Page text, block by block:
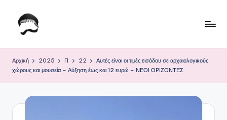
Μετάβαση
ο
Κ
Αρχική 2025 Π 22
Αυτές είναι οι τιμές εισόδου σε αρχαιολογικούς
χώρους και μουσεία – Αύξηση έως και 12 ευρώ – ΝΕΟΙ ΟΡΙΖΟΝΤΕΣ